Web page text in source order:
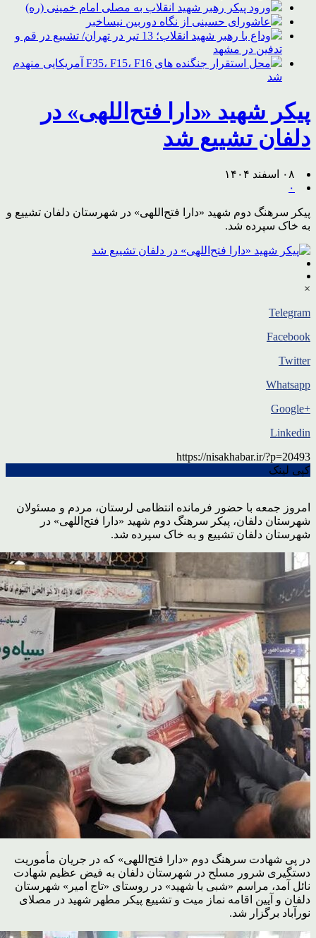
ورود پیکر رهبر شهید انقلاب به مصلی امام خمینی (ره)
عاشورای حسینی از نگاه دوربین نیساخبر
وداع با رهبر شهید انقلاب؛ 13 تیر در تهران/ تشییع در قم و
تدفین در مشهد
محل استقرار جنگنده های F35، F15، F16 آمریکایی منهدم
شد
پیکر شهید «دارا فتح‌اللهی» در
دلفان تشییع شد
۰۸ اسفند ۱۴۰۴
۰
پیکر سرهنگ دوم شهید «دارا فتح‌اللهی» در شهرستان دلفان تشییع و
به خاک سپرده شد.
×
Telegram
Facebook
Twitter
Whatsapp
+Google
Linkedin
https://nisakhabar.ir/?p=20493
کپی لینک
امروز جمعه با حضور فرمانده انتظامی لرستان، مردم و مسئولان
شهرستان دلفان، پیکر سرهنگ دوم شهید «دارا فتح‌اللهی» در
شهرستان دلفان تشییع و به خاک سپرده شد.
در پی شهادت سرهنگ دوم «دارا فتح‌اللهی» که در جریان مأموریت
دستگیری شرور مسلح در شهرستان دلفان به فیض عظیم شهادت
نائل آمد، مراسم «شبی با شهید» در روستای «تاج امیر» شهرستان
دلفان و آیین اقامه نماز میت و تشییع پیکر مطهر شهید در مصلای
نورآباد برگزار شد.